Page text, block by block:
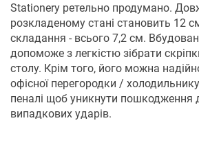
Stationery ретельно продумано.
розкладеному стані становить 12
складання - всього 7,2 см.
допоможе з легкістю зібрати
столу. Крім того, його можна
офісної перегородки /
пеналі щоб уникнути пошкодження
випадкових ударів.